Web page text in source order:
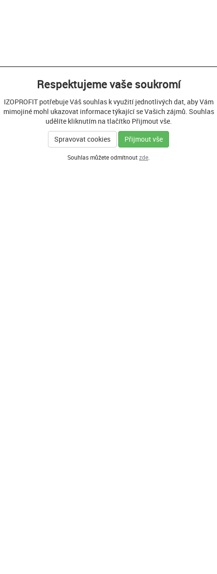
Respektujeme vaše soukromí
IZOPROFIT potřebuje Váš souhlas k využití jednotlivých dat, aby Vám
mimojiné mohl ukazovat informace týkající se Vašich zájmů. Souhlas
udělíte kliknutím na tlačítko Přijmout vše.
Spravovat cookies
Přijmout vše
Souhlas můžete odmítnoutzde